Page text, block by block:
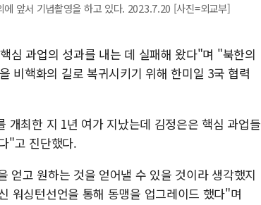
앞서 기념촬영을 하고 있다. 2023.7.20 [사진=외교부]
심 과업의 성과를 내는 데 실패해 왔다"며 "북한의
비핵화의 길로 복귀시키기 위해 한미일 3국 협력
개최한 지 1년 여가 지났는데 김정은은 핵심 과업들
"고 진단했다.
얻고 원하는 것을 얻어낼 수 있을 것이라 생각했지
워싱턴선언을 통해 동맹을 업그레이드 했다"며